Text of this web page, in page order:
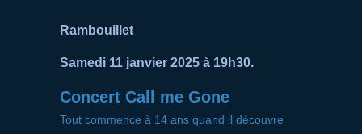
Rambouillet
Samedi 11 janvier 2025 à 19h30.
Concert Call me Gone
Tout commence à 14 ans quand il découvre